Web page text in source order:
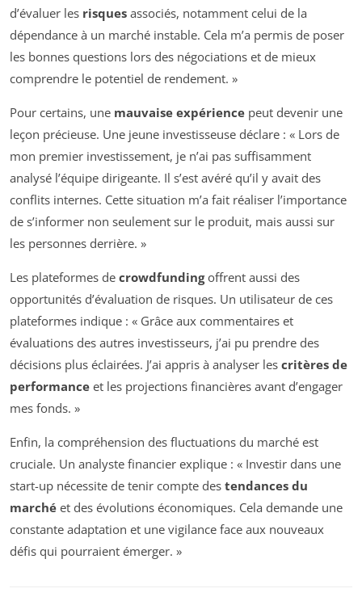
d’évaluer les risques associés, notamment celui de la
dépendance à un marché instable. Cela m’a permis de poser
les bonnes questions lors des négociations et de mieux
comprendre le potentiel de rendement. »
Pour certains, une mauvaise expérience peut devenir une
leçon précieuse. Une jeune investisseuse déclare : « Lors de
mon premier investissement, je n’ai pas suffisamment
analysé l’équipe dirigeante. Il s’est avéré qu’il y avait des
conflits internes. Cette situation m’a fait réaliser l’importance
de s’informer non seulement sur le produit, mais aussi sur
les personnes derrière. »
Les plateformes de crowdfundingoffrent aussi des
opportunités d’évaluation de risques. Un utilisateur de ces
plateformes indique : « Grâce aux commentaires et
évaluations des autres investisseurs, j’ai pu prendre des
décisions plus éclairées. J’ai appris à analyser les critères de
performance et les projections financières avant d’engager
mes fonds. »
Enfin, la compréhension des fluctuations du marché est
cruciale. Un analyste financier explique : « Investir dans une
start-up nécessite de tenir compte des tendances du
marché et des évolutions économiques. Cela demande une
constante adaptation et une vigilance face aux nouveaux
défis qui pourraient émerger. »